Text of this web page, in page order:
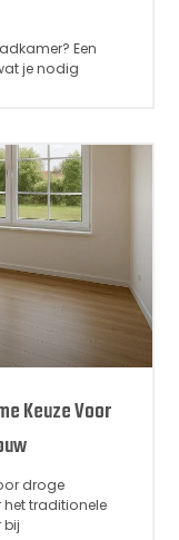
Een
je nodig
Keuze Voor
droge
traditionele
bij